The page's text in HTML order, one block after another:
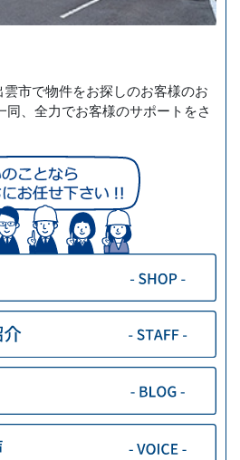
市で物件をお探しのお客様のお
同、全力でお客様のサポートをさ